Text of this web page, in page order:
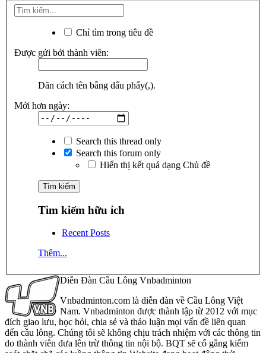
Chỉ tìm trong tiêu đề
Được gửi bởi thành viên:
Dãn cách tên bằng dấu phẩy(,).
Mới hơn ngày:
Search this thread only
Search this forum only
Hiển thị kết quả dạng Chủ đề
Tìm kiếm hữu ích
Recent Posts
Thêm...
Diễn Đàn Cầu Lông Vnbadminton
Vnbadminton.com là diễn đàn về Cầu Lông Việt
Nam. Vnbadminton được thành lập từ 2012 với mục
đích giao lưu, học hỏi, chia sẻ và thảo luận mọi vấn đề liên quan
đến cầu lông. Chúng tôi sẽ không chịu trách nhiệm với các thông tin
do thành viên đưa lên trừ thông tin nội bộ. BQT sẽ cố gắng kiểm